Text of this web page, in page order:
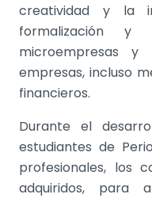
creatividad y la
formalización
microempresas y
empresas, incluso
financieros.
Durante el
estudiantes de
profesionales, los
adquiridos, para